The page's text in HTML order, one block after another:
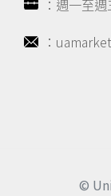
：週一至
：
©